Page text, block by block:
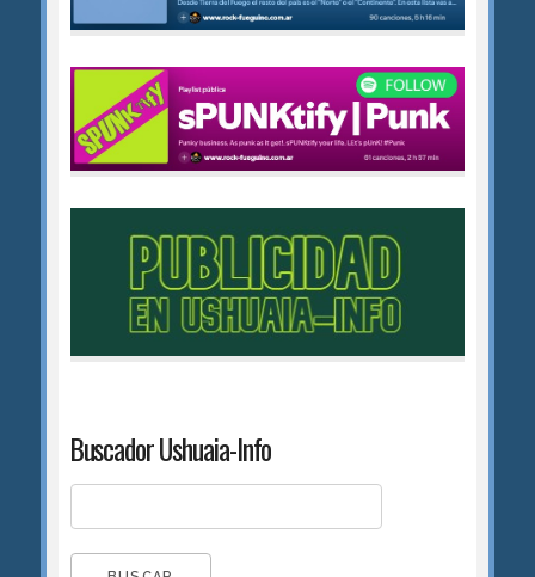
Buscador Ushuaia-Info